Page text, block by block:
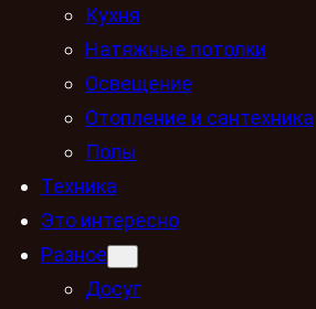
Кухня
Натяжные потолки
Освещение
Отопление и сантехника
Полы
Техника
Это интересно
Разное
Досуг